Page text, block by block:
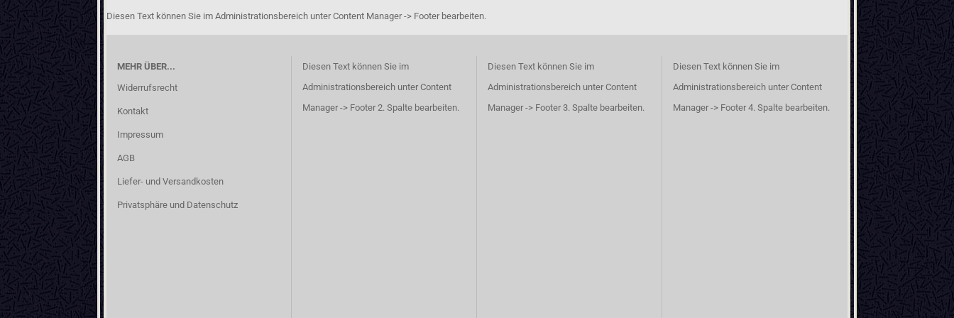
Diesen Text können Sie im Administrationsbereich unter Content Manager -> Footer bearbeiten.
MEHR ÜBER...
Widerrufsrecht
Kontakt
Impressum
AGB
Liefer- und Versandkosten
Privatsphäre und Datenschutz
Diesen Text können Sie im
Administrationsbereich unter Content
Manager -> Footer 2. Spalte bearbeiten.
Diesen Text können Sie im
Administrationsbereich unter Content
Manager -> Footer 3. Spalte bearbeiten.
Diesen Text können Sie im
Administrationsbereich unter Content
Manager -> Footer 4. Spalte bearbeiten.